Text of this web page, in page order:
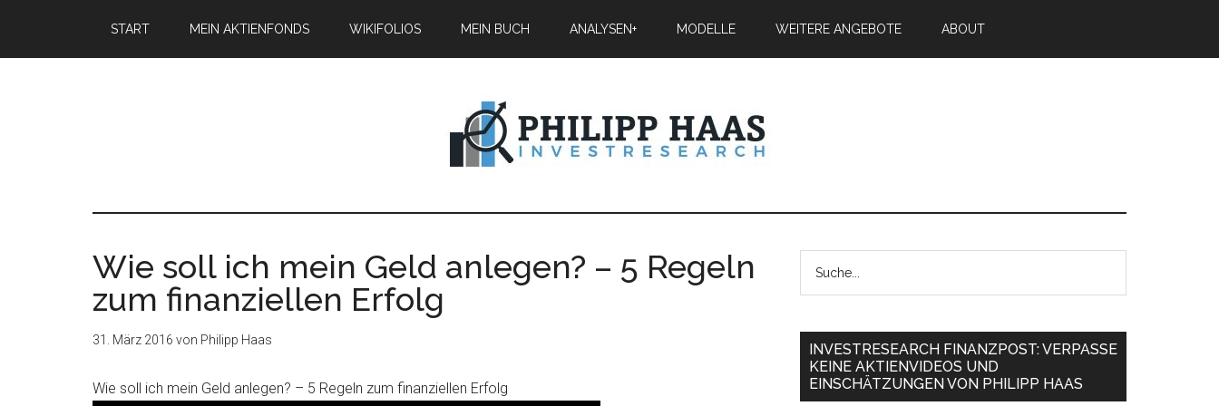
START MEIN AKTIENFONDS WIKIFOLIOS MEIN BUCH ANALYSEN+ MODELLE WEITERE ANGEBOTE ABOUT
Wie soll ich mein Geld anlegen? – 5 Regeln
zum finanziellen Erfolg
31. März 2016 von Philipp Haas
Wie soll ich mein Geld anlegen? – 5 Regeln zum finanziellen Erfolg
INVESTRESEARCH FINANZPOST: VERPASSE
KEINE AKTIENVIDEOS UND
EINSCHÄTZUNGEN VON PHILIPP HAAS